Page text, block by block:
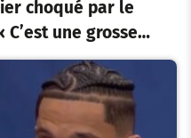
choqué par le
C’est une grosse…